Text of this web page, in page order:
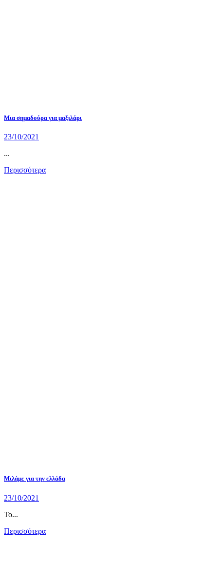
Μια σημαδούρα για μαξιλάρι
23/10/2021
...
Περισσότερα
Μιλάμε για την ελλάδα
23/10/2021
Το...
Περισσότερα